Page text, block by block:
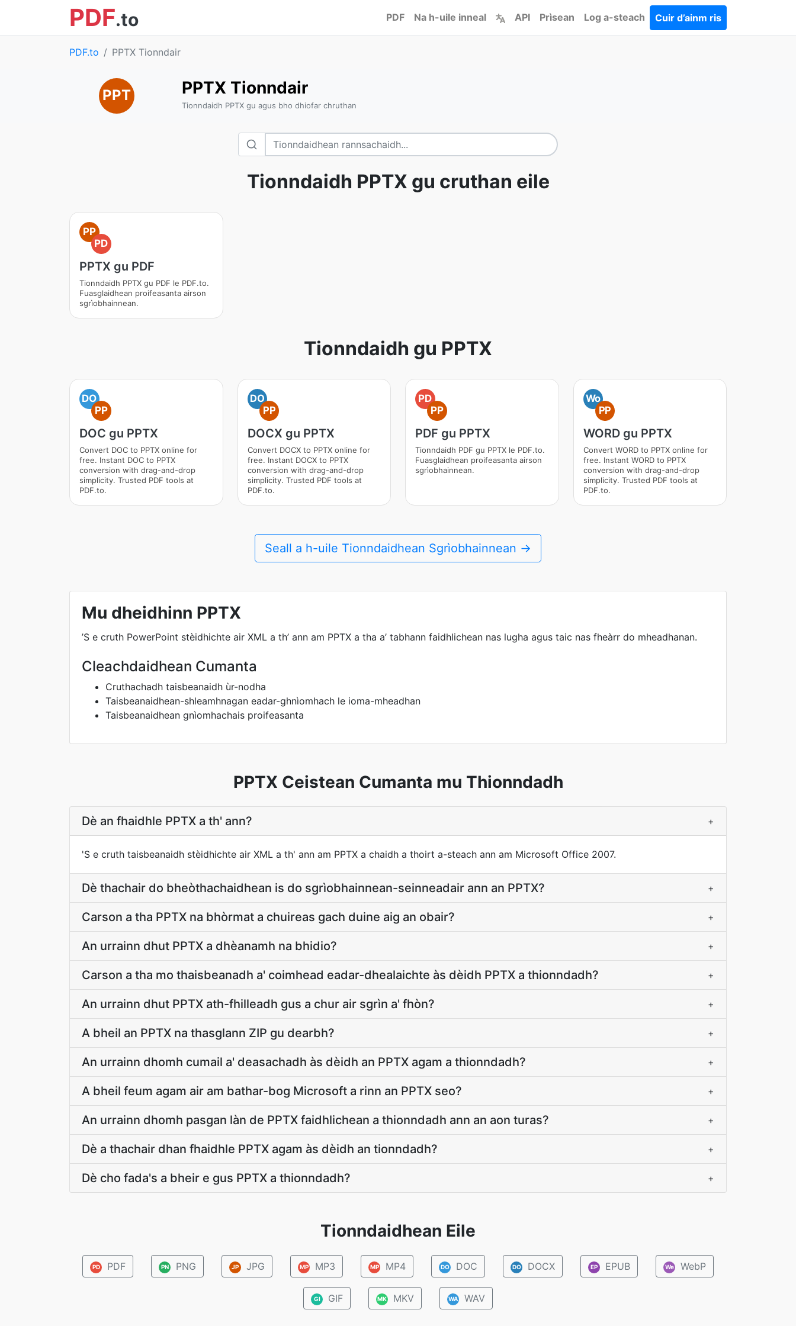
PDF.to PDF Na h-uile inneal API Prìsean Log a-steach Cuir d’ainm ris
PDF.to PPTX Tionndair
PPT PPTX Tionndair
Tionndaidh PPTX gu agus bho dhiofar chruthan
Tionndaidh PPTX gu cruthan eile
PP
PD
PPTX gu PDF
Tionndaidh PPTX gu PDF le PDF.to.
Fuasglaidhean proifeasanta airson
sgrìobhainnean.
Tionndaidh gu PPTX
DO
PP
DOC gu PPTX
Convert DOC to PPTX online for
free. Instant DOC to PPTX
conversion with drag-and-drop
simplicity. Trusted PDF tools at
PDF.to.
DO
PP
DOCX gu PPTX
Convert DOCX to PPTX online for
free. Instant DOCX to PPTX
conversion with drag-and-drop
simplicity. Trusted PDF tools at
PDF.to.
PD
PP
PDF gu PPTX
Tionndaidh PDF gu PPTX le PDF.to.
Fuasglaidhean proifeasanta airson
sgrìobhainnean.
Wo
PP
WORD gu PPTX
Convert WORD to PPTX online for
free. Instant WORD to PPTX
conversion with drag-and-drop
simplicity. Trusted PDF tools at
PDF.to.
Seall a h-uile Tionndaidhean Sgrìobhainnean →
Mu dheidhinn PPTX
’S e cruth PowerPoint stèidhichte air XML a th’ ann am PPTX a tha a’ tabhann faidhlichean nas lugha agus taic nas fheàrr do mheadhanan.
Cleachdaidhean Cumanta
Cruthachadh taisbeanaidh ùr-nodha
Taisbeanaidhean-shleamhnagan eadar-ghnìomhach le ioma-mheadhan
Taisbeanaidhean gnìomhachais proifeasanta
PPTX Ceistean Cumanta mu Thionndadh
Dè an fhaidhle PPTX a th' ann? +
'S e cruth taisbeanaidh stèidhichte air XML a th' ann am PPTX a chaidh a thoirt a-steach ann am Microsoft Office 2007.
Dè thachair do bheòthachaidhean is do sgrìobhainnean-seinneadair ann an PPTX? +
Carson a tha PPTX na bhòrmat a chuireas gach duine aig an obair? +
An urrainn dhut PPTX a dhèanamh na bhidio? +
Carson a tha mo thaisbeanadh a' coimhead eadar-dhealaichte às dèidh PPTX a thionndadh? +
An urrainn dhut PPTX ath-fhilleadh gus a chur air sgrìn a' fhòn? +
A bheil an PPTX na thasglann ZIP gu dearbh? +
An urrainn dhomh cumail a' deasachadh às dèidh an PPTX agam a thionndadh? +
A bheil feum agam air am bathar-bog Microsoft a rinn an PPTX seo? +
An urrainn dhomh pasgan làn de PPTX faidhlichean a thionndadh ann an aon turas? +
Dè a thachair dhan fhaidhle PPTX agam às dèidh an tionndadh? +
Dè cho fada's a bheir e gus PPTX a thionndadh? +
Tionndaidhean Eile
PD PDF PN PNG JP JPG MP MP3 MP MP4 DO DOC DO DOCX EP EPUB We WebP
GI GIF MK MKV WA WAV